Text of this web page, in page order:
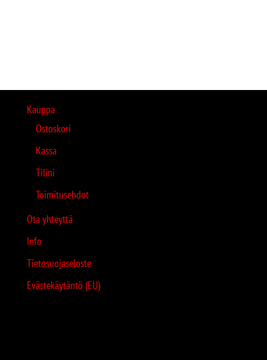
Kauppa
Ostoskori
Kassa
Tilini
Toimitusehdot
Ota yhteyttä
Info
Tietosuojaseloste
Evästekäytäntö (EU)